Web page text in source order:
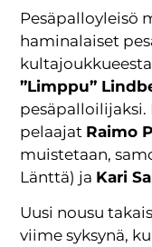
Pesäpalloyleisö
haminalaiset
”Limppu”
pesäpalloilijaksi.
pelaajat Raimo
muistetaan,
Länttä) ja Kari
Uusi nousu
viime syksynä,